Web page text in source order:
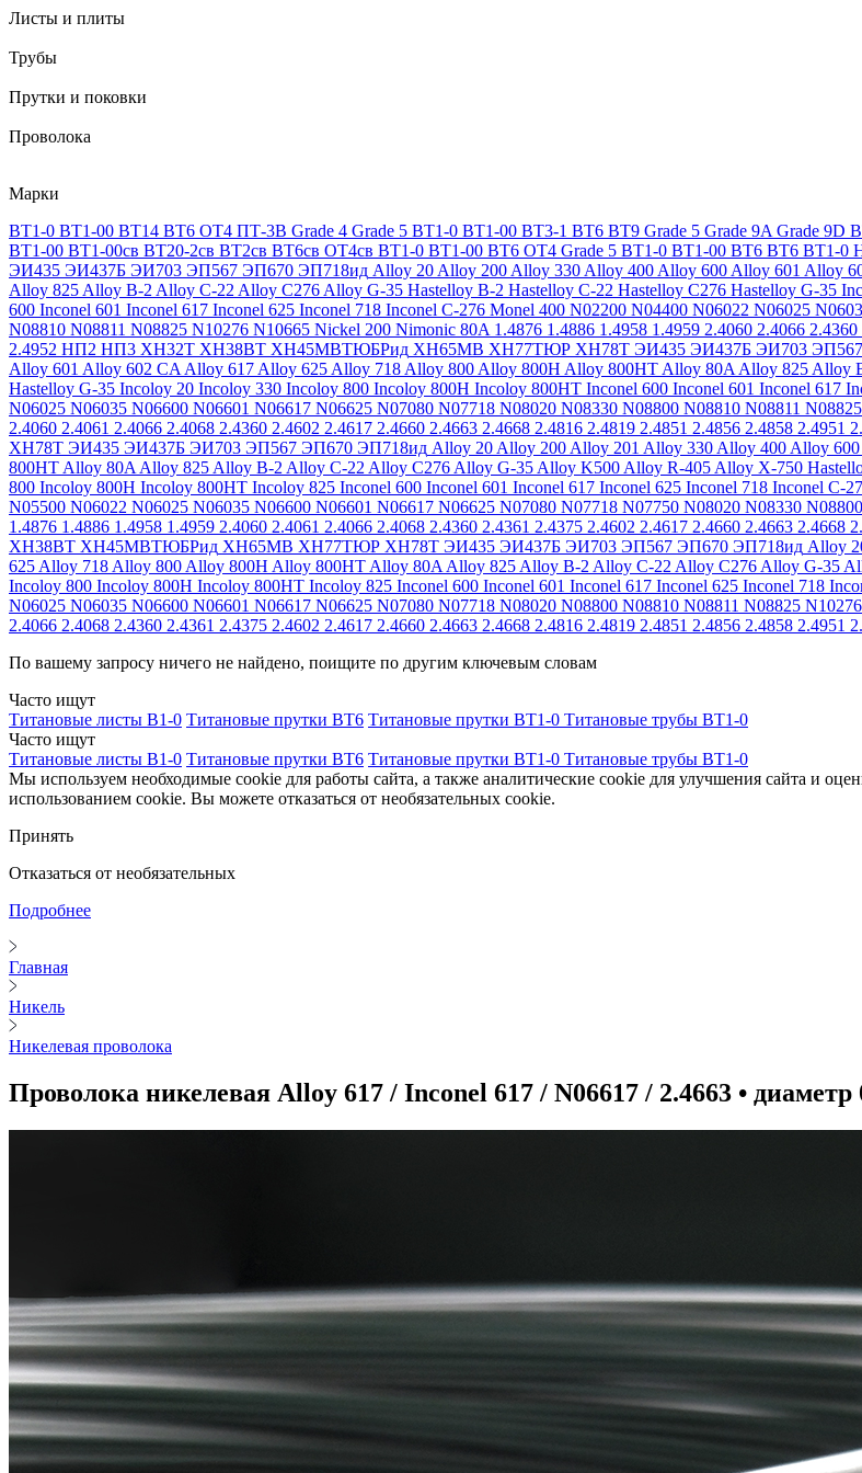
Листы и плиты
Трубы
Прутки и поковки
Проволока
Марки
ВТ1-0 ВТ1-00 ВТ14 ВТ6 ОТ4 ПТ-3В Grade 4 Grade 5 ВТ1-0 ВТ1-00 ВТ3-1 ВТ6 ВТ9 Grade 5 Grade 9A Grade 9D
ВТ1-00 ВТ1-00св ВТ20-2св ВТ2св ВТ6св ОТ4св ВТ1-0 ВТ1-00 ВТ6 ОТ4 Grade 5 ВТ1-0 ВТ1-00 ВТ6 ВТ6 ВТ1-0
ЭИ435 ЭИ437Б ЭИ703 ЭП567 ЭП670 ЭП718ид Alloy 20 Alloy 200 Alloy 330 Alloy 400 Alloy 600 Alloy 601 Alloy
Alloy 825 Alloy B-2 Alloy C-22 Alloy C276 Alloy G-35 Hastelloy B-2 Hastelloy C-22 Hastelloy C276 Hastelloy G-35
600 Inconel 601 Inconel 617 Inconel 625 Inconel 718 Inconel C-276 Monel 400 N02200 N04400 N06022 N06025
N08810 N08811 N08825 N10276 N10665 Nickel 200 Nimonic 80A 1.4876 1.4886 1.4958 1.4959 2.4060 2.4066 2.4360
2.4952 НП2 НП3 ХН32Т ХН38ВТ ХН45МВТЮБРид ХН65МВ ХН77ТЮР ХН78Т ЭИ435 ЭИ437Б ЭИ703 ЭП567
Alloy 601 Alloy 602 CA Alloy 617 Alloy 625 Alloy 718 Alloy 800 Alloy 800H Alloy 800HT Alloy 80A Alloy 825 Alloy
Hastelloy G-35 Incoloy 20 Incoloy 330 Incoloy 800 Incoloy 800H Incoloy 800HT Inconel 600 Inconel 601 Inconel 617
N06025 N06035 N06600 N06601 N06617 N06625 N07080 N07718 N08020 N08330 N08800 N08810 N08811 N08825
2.4060 2.4061 2.4066 2.4068 2.4360 2.4602 2.4617 2.4660 2.4663 2.4668 2.4816 2.4819 2.4851 2.4856 2.4858 2.4951
ХН78Т ЭИ435 ЭИ437Б ЭИ703 ЭП567 ЭП670 ЭП718ид Alloy 20 Alloy 200 Alloy 201 Alloy 330 Alloy 400 Alloy 600
800HT Alloy 80A Alloy 825 Alloy B-2 Alloy C-22 Alloy C276 Alloy G-35 Alloy K500 Alloy R-405 Alloy X-750
800 Incoloy 800H Incoloy 800HT Incoloy 825 Inconel 600 Inconel 601 Inconel 617 Inconel 625 Inconel 718 Inconel C-
N05500 N06022 N06025 N06035 N06600 N06601 N06617 N06625 N07080 N07718 N07750 N08020 N08330 N08800
1.4876 1.4886 1.4958 1.4959 2.4060 2.4061 2.4066 2.4068 2.4360 2.4361 2.4375 2.4602 2.4617 2.4660 2.4663 2.4668
ХН38ВТ ХН45МВТЮБРид ХН65МВ ХН77ТЮР ХН78Т ЭИ435 ЭИ437Б ЭИ703 ЭП567 ЭП670 ЭП718ид Alloy
625 Alloy 718 Alloy 800 Alloy 800H Alloy 800HT Alloy 80A Alloy 825 Alloy B-2 Alloy C-22 Alloy C276 Alloy G-35
Incoloy 800 Incoloy 800H Incoloy 800HT Incoloy 825 Inconel 600 Inconel 601 Inconel 617 Inconel 625 Inconel 718
N06025 N06035 N06600 N06601 N06617 N06625 N07080 N07718 N08020 N08800 N08810 N08811 N08825 N10276
2.4066 2.4068 2.4360 2.4361 2.4375 2.4602 2.4617 2.4660 2.4663 2.4668 2.4816 2.4819 2.4851 2.4856 2.4858 2.4951
По вашему запросу ничего не найдено, поищите по другим ключевым словам
Часто ищут
Титановые листы В1-0 Титановые прутки ВТ6 Титановые прутки ВТ1-0 Титановые трубы ВТ1-0
Часто ищут
Титановые листы В1-0 Титановые прутки ВТ6 Титановые прутки ВТ1-0 Титановые трубы ВТ1-0
Мы используем необходимые cookie для работы сайта, а также аналитические cookie для улучшения сайта и
использованием cookie. Вы можете отказаться от необязательных cookie.
Принять
Отказаться от необязательных
Подробнее
Главная
Никель
Никелевая проволока
Проволока никелевая Alloy 617 / Inconel 617 / N06617 / 2.4663 •